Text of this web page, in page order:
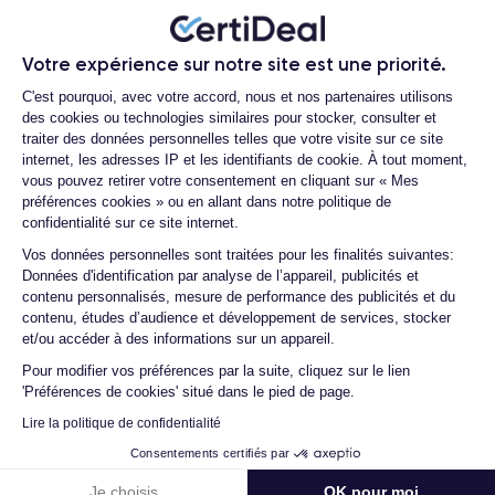
Votre expérience sur notre site est une priorité.
Plateforme de Gestion du
C'est pourquoi, avec votre accord, nous et nos partenaires utilisons
des cookies ou technologies similaires pour stocker, consulter et
traiter des données personnelles telles que votre visite sur ce site
internet, les adresses IP et les identifiants de cookie. À tout moment,
vous pouvez retirer votre consentement en cliquant sur « Mes
préférences cookies » ou en allant dans notre politique de
confidentialité sur ce site internet.
Vos données personnelles sont traitées pour les finalités suivantes:
Données d'identification par analyse de l’appareil, publicités et
contenu personnalisés, mesure de performance des publicités et du
contenu, études d’audience et développement de services, stocker
et/ou accéder à des informations sur un appareil.
Pour modifier vos préférences par la suite, cliquez sur le lien
'Préférences de cookies' situé dans le pied de page.
Lire la politique de confidentialité
Consentements certifiés par
Axeptio consent
mégapixels permet de prendre des selfies de haute qualité et
de réaliser des appels vidéo FaceTime en haute résolution.
Leprocesseur A13 Bionicd'Apple équipe l'iPhone 11 Pro
Max, créputé pour sa vitesse, sa fluidité et sa capacité à gérer
les applications les plus exigeantes sans aucun
ralentissement. Ce processeur est également capable de
gérer la photographie computationnelle avancée, comme le
mode nuit et la photographie de portrait.
Enfin, la batterie de l'iPhone 11 Pro Max offre une autonomie
remarquable, permettant d'utiliser l'appareil pendant une
journée entière sans le recharger. En outre, l'appareil prend en
charge la charge rapide et la charge sans fil, ce qui rend le
chargement de l'appareil encore plus pratique.
Pour en savoir plus en détail sur les caractéristiques de ce
Quelle est la durée de vie d'un iPhone
11 Pro Max reconditionné ?
Proposez-vous une assurance en cas
de casse due à des chocs ou à des
chutes ?
Quelles sont les options disponibles sur
les batteries ?
Quels sont les accessoires inclus dans
la commande ?
Quelles garanties offrez-vous sur vos
produits ?
Quels sont vos modes de paiement ?
Est-il possible de payer l'iPhone 11 Pro
Max en plusieurs fois ?
Que se passe-t-il après avoir passé la